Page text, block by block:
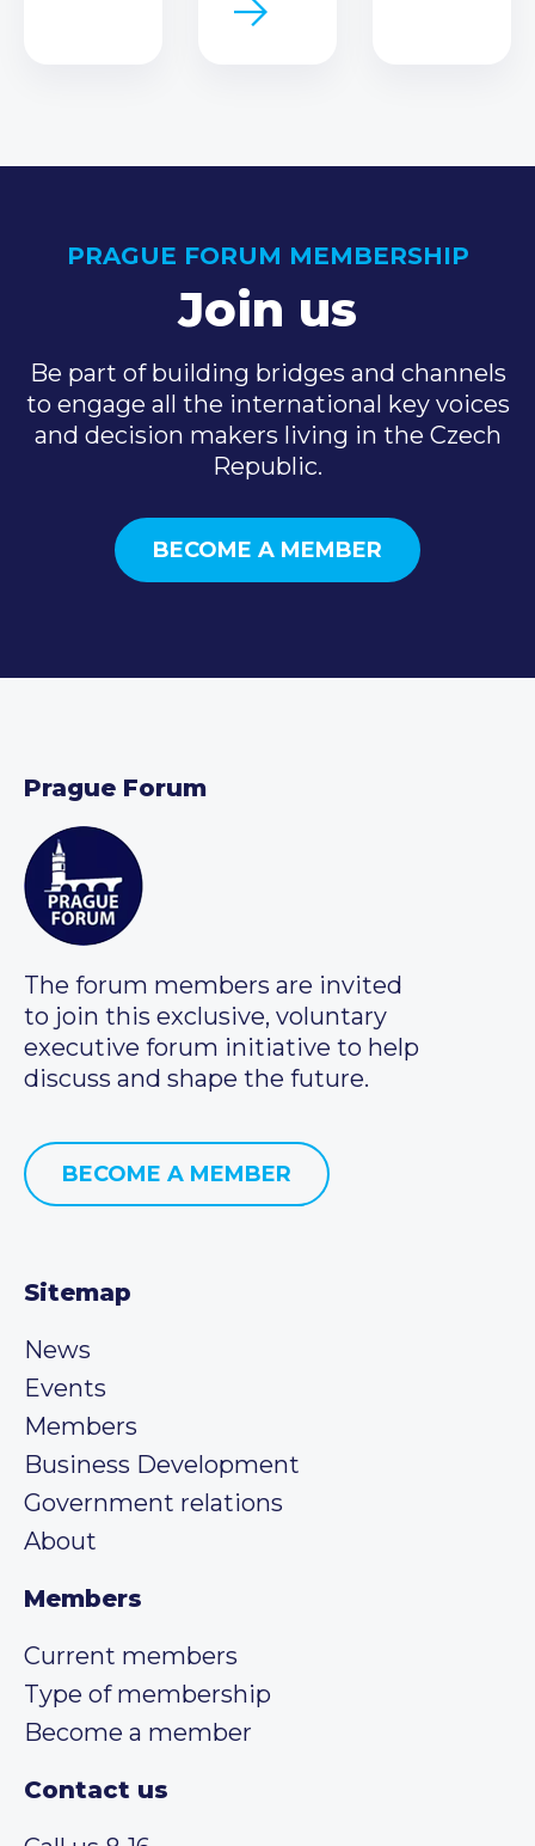
PRAGUE FORUM MEMBERSHIP
Join us
Be part of building bridges and channels
to engage all the international key voices
and decision makers living in the Czech
Republic.
BECOME A MEMBER
Prague Forum
The forum members are invited
to join this exclusive, voluntary
executive forum initiative to help
discuss and shape the future.
BECOME A MEMBER
Sitemap
News
Events
Members
Business Development
Government relations
About
Members
Current members
Type of membership
Become a member
Contact us